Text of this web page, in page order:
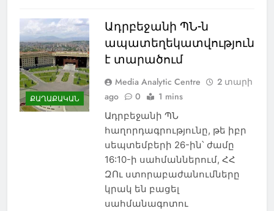
ՔԱՂԱՔԱԿԱՆ
Ադրբեջանի ՊՆ-ն
ապատեղեկատվություն
է տարածում
Media Analytic Centre
2 տարի
ago
0 1 mins
Ադրբեջանի ՊՆ
հաղորդագրությունը, թե իբր
սեպտեմբերի 26-ին՝ ժամը
16:10-ի սահմաններում, ՀՀ
ԶՈւ ստորաբաժանումները
կրակ են բացել
սահմանագոտու